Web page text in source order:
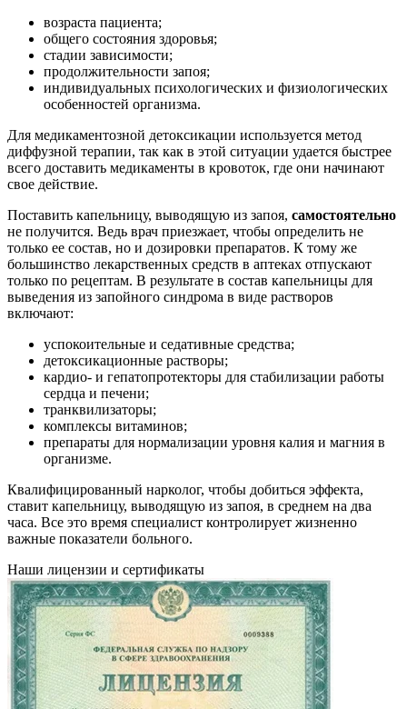
возраста пациента;
общего состояния здоровья;
стадии зависимости;
продолжительности запоя;
индивидуальных психологических и физиологических
особенностей организма.
Для медикаментозной детоксикации используется метод
диффузной терапии, так как в этой ситуации удается быстрее
всего доставить медикаменты в кровоток, где они начинают
свое действие.
Поставить капельницу, выводящую из запоя, самостоятельно
не получится. Ведь врач приезжает, чтобы определить не
только ее состав, но и дозировки препаратов. К тому же
большинство лекарственных средств в аптеках отпускают
только по рецептам. В результате в состав капельницы для
выведения из запойного синдрома в виде растворов
включают:
успокоительные и седативные средства;
детоксикационные растворы;
кардио- и гепатопротекторы для стабилизации работы
сердца и печени;
транквилизаторы;
комплексы витаминов;
препараты для нормализации уровня калия и магния в
организме.
Квалифицированный нарколог, чтобы добиться эффекта,
ставит капельницу, выводящую из запоя, в среднем на два
часа. Все это время специалист контролирует жизненно
важные показатели больного.
Наши лицензии и сертификаты